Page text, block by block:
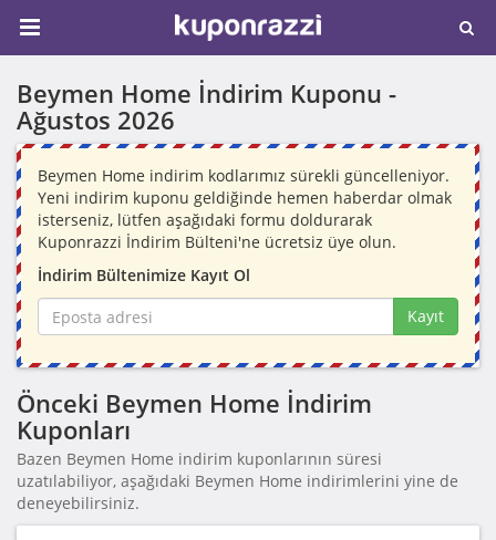
Beymen Home İndirim Kuponu -
Ağustos 2026
Beymen Home indirim kodlarımız sürekli güncelleniyor.
Yeni indirim kuponu geldiğinde hemen haberdar olmak
isterseniz, lütfen aşağıdaki formu doldurarak
Kuponrazzi İndirim Bülteni'ne ücretsiz üye olun.
İndirim Bültenimize Kayıt Ol
Kayıt
Önceki Beymen Home İndirim
Kuponları
Bazen Beymen Home indirim kuponlarının süresi
uzatılabiliyor, aşağıdaki Beymen Home indirimlerini yine de
deneyebilirsiniz.